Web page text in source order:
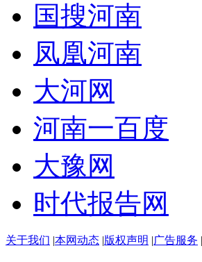
国搜河南
凤凰河南
大河网
河南一百度
大豫网
时代报告网
关于我们 本网动态 版权声明 广告服务